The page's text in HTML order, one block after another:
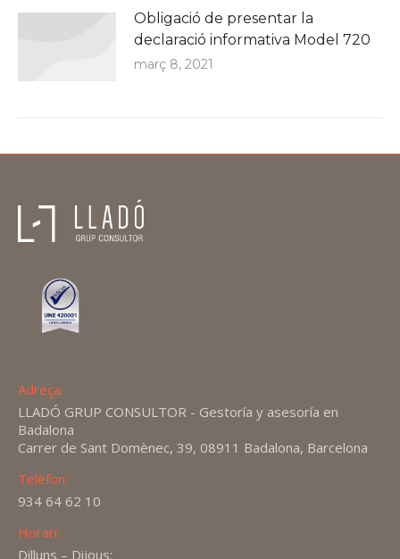
Obligació de presentar la
declaració informativa Model 720
març 8, 2021
Adreça:
LLADÓ GRUP CONSULTOR - Gestoría y asesoría en
Badalona
Carrer de Sant Domènec, 39, 08911 Badalona, Barcelona
Telèfon:
934 64 62 10
Horari:
Dilluns – Dijous: